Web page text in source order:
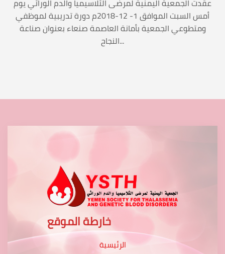
أمس السبت الموافق 1- 12-2018م دورة تدريبية لموظفي
ومتطوعي الجمعية بأمانة العاصمة صنعاء بعنوان صناعة
النجاح...
خارطة الموقع
الرئيسية